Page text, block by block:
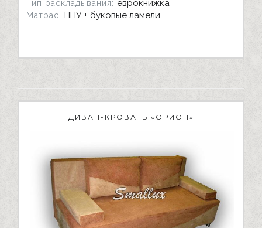
Тип раскладывания: еврокнижка
Матрас: ППУ + буковые ламели
ДИВАН-КРОВАТЬ «ОРИОН»